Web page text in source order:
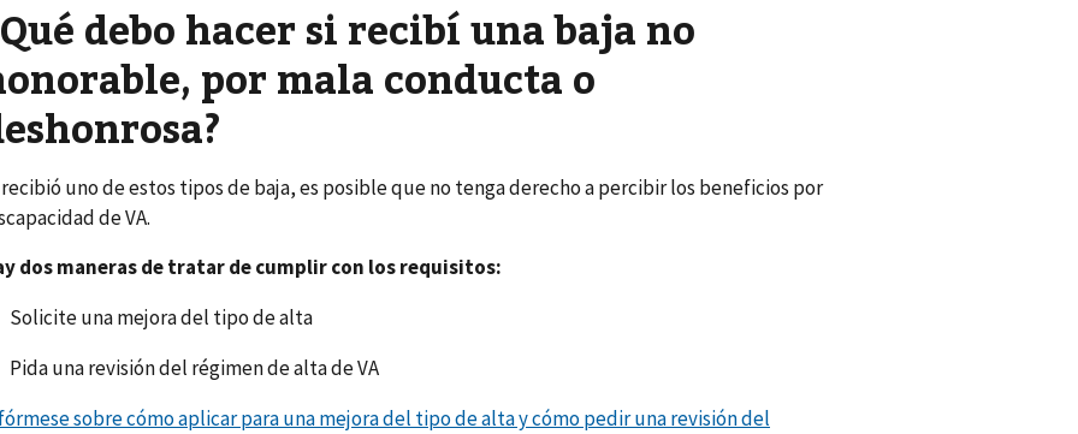
debo hacer si recibí una baja no
por mala conducta o
uno de estos tipos de baja, es posible que no tenga derecho a percibir los beneficios por
de VA.
dos maneras de tratar de cumplir con los requisitos:
Solicite una mejora del tipo de alta
Pida una revisión del régimen de alta de VA
sobre cómo aplicar para una mejora del tipo de alta y cómo pedir una revisión del